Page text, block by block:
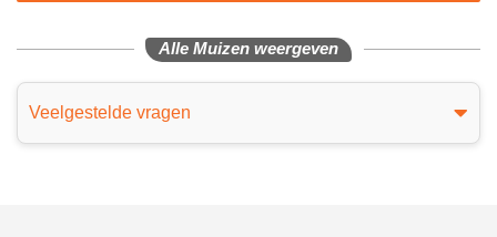
Alle Muizen weergeven
Veelgestelde vragen